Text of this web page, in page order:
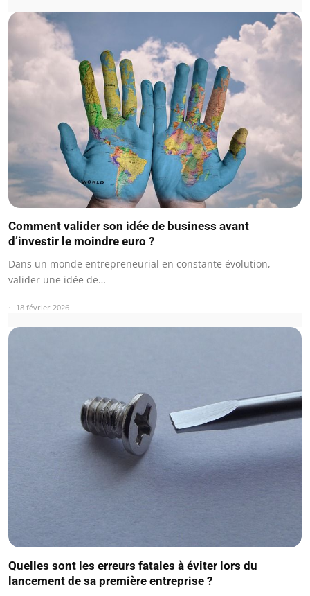
Comment valider son idée de business avant
d’investir le moindre euro ?
Dans un monde entrepreneurial en constante évolution,
valider une idée de…
18 février 2026
Quelles sont les erreurs fatales à éviter lors du
lancement de sa première entreprise ?